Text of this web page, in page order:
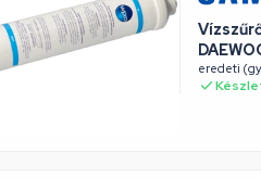
eredeti